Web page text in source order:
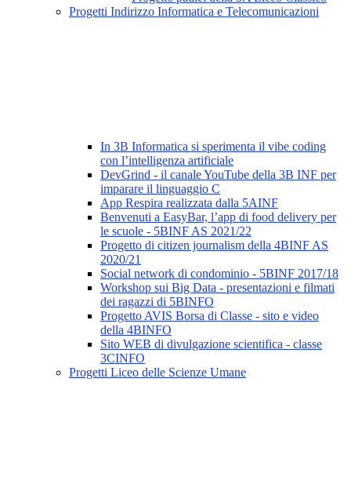
Progetti Indirizzo Informatica e Telecomunicazioni
In 3B Informatica si sperimenta il vibe coding
con l’intelligenza artificiale
DevGrind - il canale YouTube della 3B INF per
imparare il linguaggio C
App Respira realizzata dalla 5AINF
Benvenuti a EasyBar, l’app di food delivery per
le scuole - 5BINF AS 2021/22
Progetto di citizen journalism della 4BINF AS
2020/21
Social network di condominio - 5BINF 2017/18
Workshop sui Big Data - presentazioni e filmati
dei ragazzi di 5BINFO
Progetto AVIS Borsa di Classe - sito e video
della 4BINFO
Sito WEB di divulgazione scientifica - classe
3CINFO
Progetti Liceo delle Scienze Umane